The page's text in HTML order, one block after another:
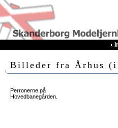
Billeder fra Århus
Perronerne på
Hovedbanegården.